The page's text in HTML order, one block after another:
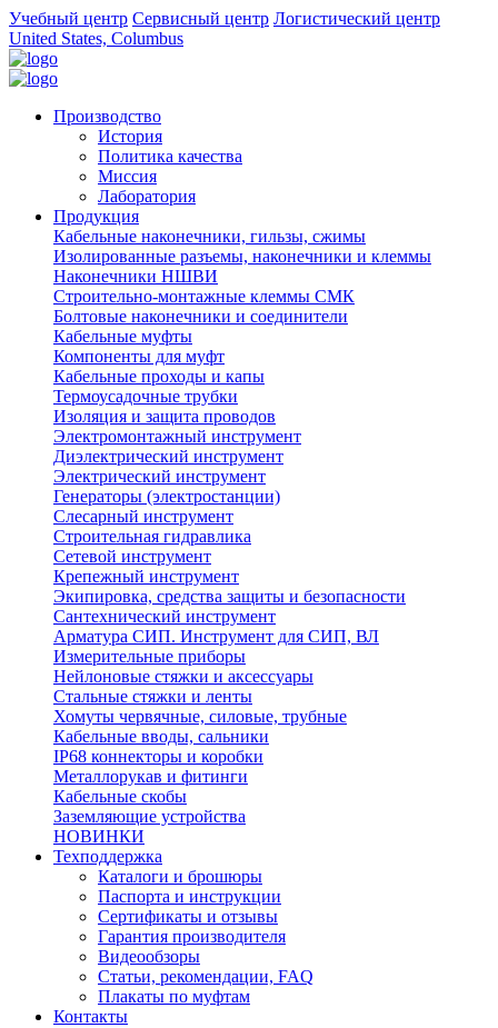
Учебный центр Сервисный центр Логистический центр
United States, Columbus
Производство
История
Политика качества
Миссия
Лаборатория
Продукция
Кабельные наконечники, гильзы, сжимы
Изолированные разъемы, наконечники и клеммы
Наконечники НШВИ
Строительно-монтажные клеммы СМК
Болтовые наконечники и соединители
Кабельные муфты
Компоненты для муфт
Кабельные проходы и капы
Термоусадочные трубки
Изоляция и защита проводов
Электромонтажный инструмент
Диэлектрический инструмент
Электрический инструмент
Генераторы (электростанции)
Слесарный инструмент
Строительная гидравлика
Сетевой инструмент
Крепежный инструмент
Экипировка, средства защиты и безопасности
Сантехнический инструмент
Арматура СИП. Инструмент для СИП, ВЛ
Измерительные приборы
Нейлоновые стяжки и аксессуары
Стальные стяжки и ленты
Хомуты червячные, силовые, трубные
Кабельные вводы, сальники
IP68 коннекторы и коробки
Металлорукав и фитинги
Кабельные скобы
Заземляющие устройства
НОВИНКИ
Техподдержка
Каталоги и брошюры
Паспорта и инструкции
Сертификаты и отзывы
Гарантия производителя
Видеообзоры
Статьи, рекомендации, FAQ
Плакаты по муфтам
Контакты